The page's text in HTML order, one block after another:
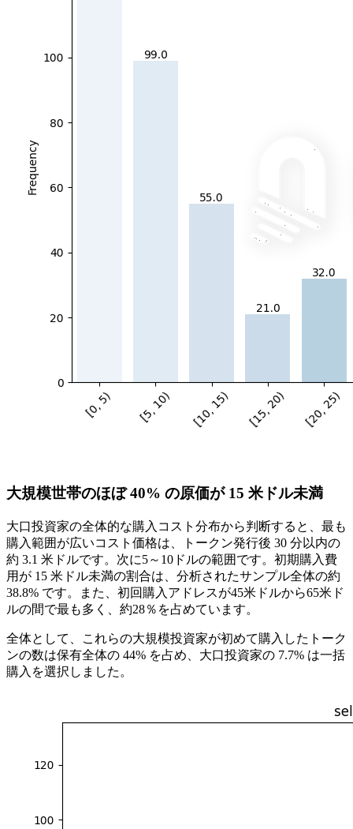
大規模世帯のほぼ 40% の原価が 15 米ドル未満
大口投資家の全体的な購入コスト分布から判断すると、最も
購入範囲が広いコスト価格は、トークン発行後 30 分以内の
約 3.1 米ドルです。次に5～10ドルの範囲です。初期購入費
用が 15 米ドル未満の割合は、分析されたサンプル全体の約
38.8% です。また、初回購入アドレスが45米ドルから65米ド
ルの間で最も多く、約28％を占めています。
全体として、これらの大規模投資家が初めて購入したトーク
ンの数は保有全体の 44% を占め、大口投資家の 7.7% は一括
購入を選択しました。